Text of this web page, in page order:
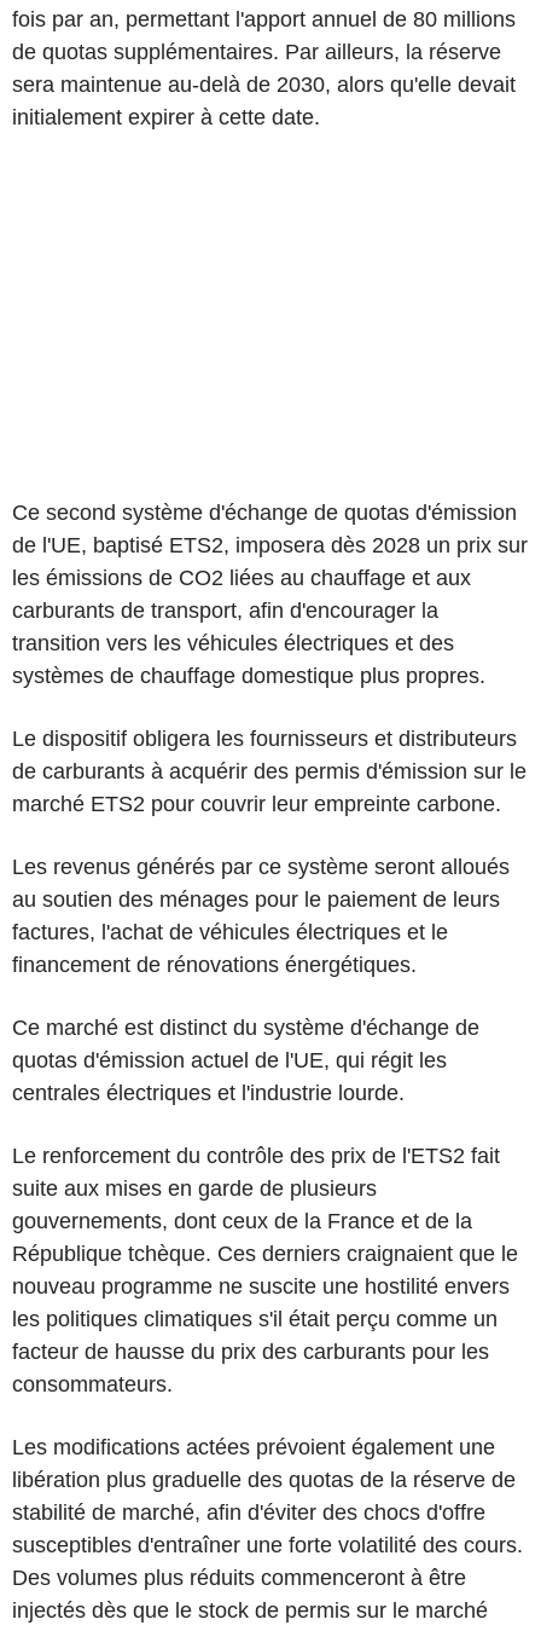
fois par an, permettant l'apport annuel de 80 millions
de quotas supplémentaires. Par ailleurs, la réserve
sera maintenue au-delà de 2030, alors qu'elle devait
initialement expirer à cette date.
Ce second système d'échange de quotas d'émission
de l'UE, baptisé ETS2, imposera dès 2028 un prix sur
les émissions de CO2 liées au chauffage et aux
carburants de transport, afin d'encourager la
transition vers les véhicules électriques et des
systèmes de chauffage domestique plus propres.
Le dispositif obligera les fournisseurs et distributeurs
de carburants à acquérir des permis d'émission sur le
marché ETS2 pour couvrir leur empreinte carbone.
Les revenus générés par ce système seront alloués
au soutien des ménages pour le paiement de leurs
factures, l'achat de véhicules électriques et le
financement de rénovations énergétiques.
Ce marché est distinct du système d'échange de
quotas d'émission actuel de l'UE, qui régit les
centrales électriques et l'industrie lourde.
Le renforcement du contrôle des prix de l'ETS2 fait
suite aux mises en garde de plusieurs
gouvernements, dont ceux de la France et de la
République tchèque. Ces derniers craignaient que le
nouveau programme ne suscite une hostilité envers
les politiques climatiques s'il était perçu comme un
facteur de hausse du prix des carburants pour les
consommateurs.
Les modifications actées prévoient également une
libération plus graduelle des quotas de la réserve de
stabilité de marché, afin d'éviter des chocs d'offre
susceptibles d'entraîner une forte volatilité des cours.
Des volumes plus réduits commenceront à être
injectés dès que le stock de permis sur le marché